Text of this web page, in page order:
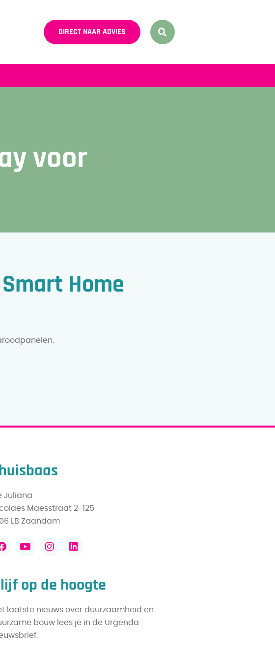
DIRECT NAAR ADVIES
voor
Home
Juliana
Maesstraat 2-125
LB Zaandam
op de hoogte
laatste nieuws over duurzaamheid en
bouw lees je in de Urgenda